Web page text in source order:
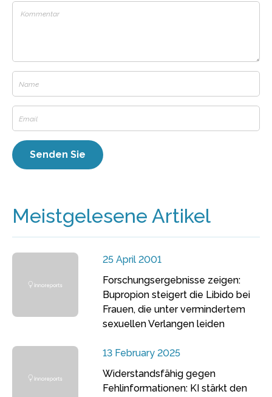
Meistgelesene Artikel
25 April 2001
Forschungsergebnisse zeigen:
Bupropion steigert die Libido bei
Frauen, die unter vermindertem
sexuellen Verlangen leiden
13 February 2025
Widerstandsfähig gegen
Fehlinformationen: KI stärkt den